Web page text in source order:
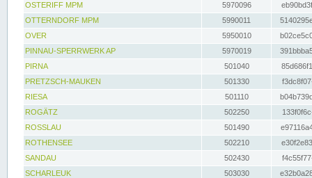
OSTERIFF MPM
5970096
OTTERNDORF MPM
5990011
OVER
5950010
PINNAU-SPERRWERK AP
5970019
PIRNA
501040
PRETZSCH-MAUKEN
501330
RIESA
501110
ROGÄTZ
502250
ROSSLAU
501490
ROTHENSEE
502210
SANDAU
502430
SCHARLEUK
503030